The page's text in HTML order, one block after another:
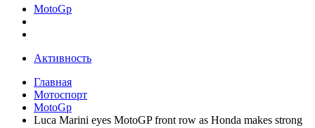
MotoGp
Активность
Главная
Мотоспорт
MotoGp
Luca Marini eyes MotoGP front row as Honda makes strong